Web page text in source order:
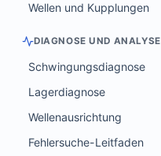
Wellen und Kupplungen
DIAGNOSE UND ANALYSE
Schwingungsdiagnose
Lagerdiagnose
Wellenausrichtung
Fehlersuche-Leitfaden